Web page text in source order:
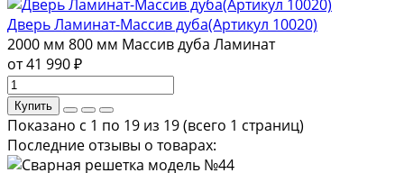
Дверь Ламинат-Массив дуба(Артикул 10020)
2000 мм 800 мм Массив дуба Ламинат
от 41 990 ₽
Купить
Показано с 1 по 19 из 19 (всего 1 страниц)
Последние отзывы о товарах: